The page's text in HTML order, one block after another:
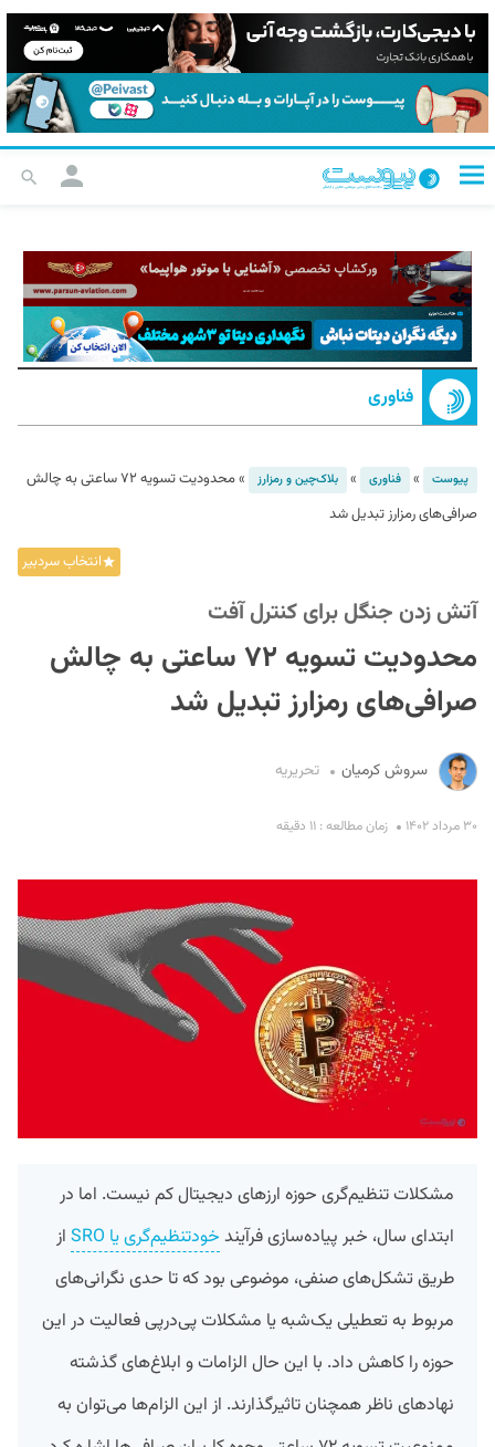
فناوری
پیوست » فناوری » بلاک‌چین و رمزارز »
محدودیت تسویه ۷۲ ساعتی به چالش
صرافی‌های رمزارز تبدیل شد
انتخاب سردبیر
آتش زدن جنگل برای کنترل آفت
محدودیت تسویه ۷۲ ساعتی به چالش
صرافی‌های رمزارز تبدیل شد
سروش کرمیان تحریریه
۳۰ مرداد ۱۴۰۲ زمان مطالعه : ۱۱ دقیقه
مشکلات تنظیم‌گری حوزه ارزهای دیجیتال کم نیست. اما در
ابتدای سال، خبر پیاده‌سازی فرآیند خودتنظیم‌گری یا SRO
از
طریق تشکل‌های صنفی، موضوعی بود که تا حدی نگرانی‌های
مربوط به تعطیلی یک‌شبه یا مشکلات پی‌درپی فعالیت در این
حوزه را کاهش داد. با این حال الزامات و ابلاغ‌های گذشته
نهاد‌های ناظر همچنان تاثیرگذارند. از این الزام‌ها می‌توان به